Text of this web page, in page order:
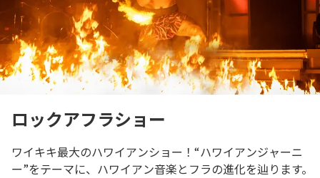
ロックアフラショー
ワイキキ最大のハワイアンショー！“ハワイアンジャーニ
ー”をテーマに、ハワイアン音楽とフラの進化を辿ります。